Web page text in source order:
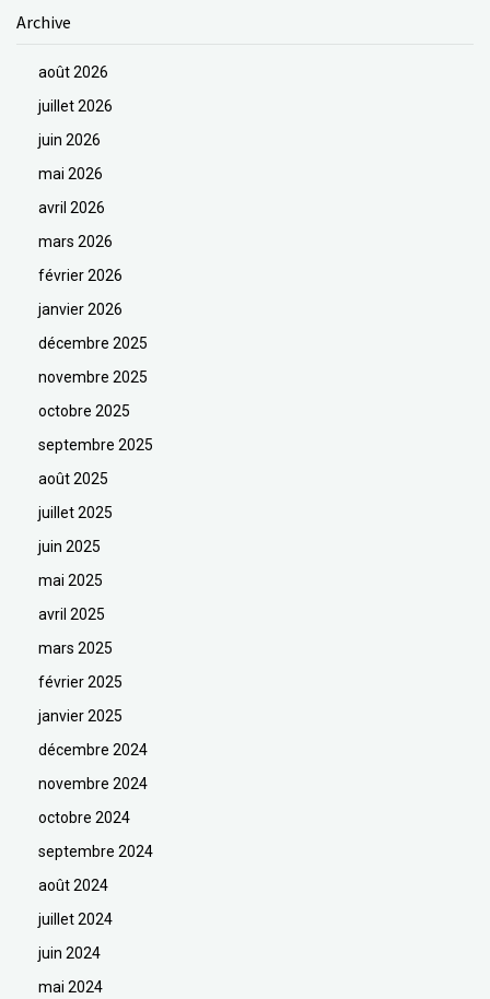
Archive
août 2026
juillet 2026
juin 2026
mai 2026
avril 2026
mars 2026
février 2026
janvier 2026
décembre 2025
novembre 2025
octobre 2025
septembre 2025
août 2025
juillet 2025
juin 2025
mai 2025
avril 2025
mars 2025
février 2025
janvier 2025
décembre 2024
novembre 2024
octobre 2024
septembre 2024
août 2024
juillet 2024
juin 2024
mai 2024